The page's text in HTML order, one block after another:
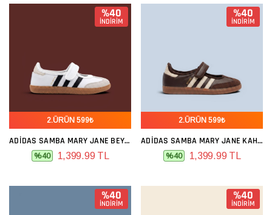
%40
İNDİRİM
2.ÜRÜN 599₺
ADIDAS SAMBA MARY JANE BEYAZ SIYAH
%40 1,399.99 TL
%40
İNDİRİM
2.ÜRÜN 599₺
ADIDAS SAMBA MARY JANE KAHVE
%40 1,399.99 TL
%40
İNDİRİM
%40
İNDİRİM